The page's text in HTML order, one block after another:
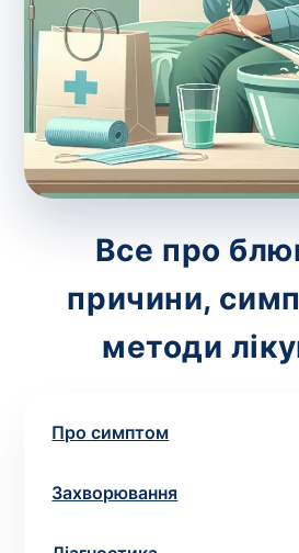
Все про
причини,
методи
Про симптом
Захворювання
Попередній запис на
потрібний. Виняток
зіскрібки. Взяття
виконує лікар – необхідий
Аналіз
Номер телефону